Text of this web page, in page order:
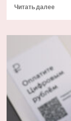
Читать далее